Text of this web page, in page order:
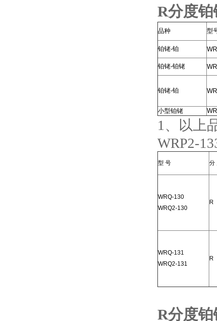
R分度
品种 型
铂铑-铂
铂铑-铂铑
铂铑-铂
小型铂铑
1、以上
型 号 分
WRQ-130
WRQ2-130
R
WRQ-131
WRQ2-131
R
R分度